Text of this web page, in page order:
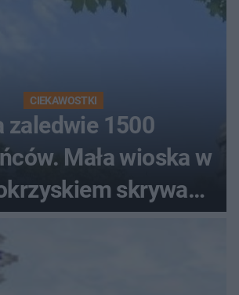
CIEKAWOSTKI
zaledwie 1500
Mała wioska w
skrywa
bywał tu nawet król